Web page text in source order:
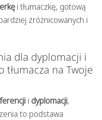
i tłumaczkę, gotową
zróżnicowanych i
dla dyplomacji i
tłumacza na Twoje
i dyplomacji,
to podstawa